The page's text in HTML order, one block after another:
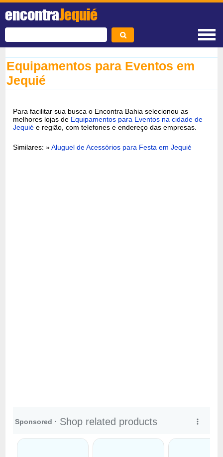
encontraJequié
Equipamentos para Eventos em
Jequié
Para facilitar sua busca o Encontra Bahia selecionou as
melhores lojas de Equipamentos para Eventos na cidade de
Jequié e região, com telefones e endereço das empresas.
Similares: »Aluguel de Acessórios para Festa em Jequié